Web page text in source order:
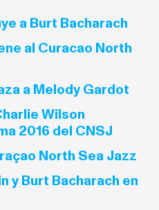
a Burt Bacharach
al Curacao North
a Melody Gardot
Wilson
2016 del CNSJ
North Sea Jazz
y Burt Bacharach en